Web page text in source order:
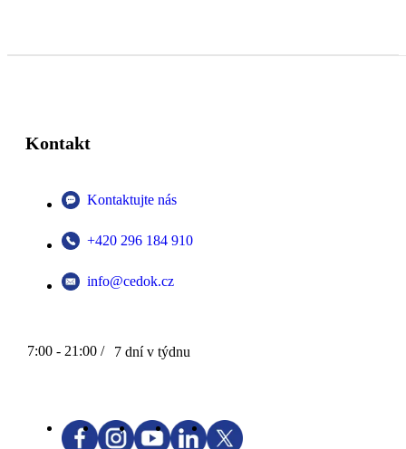
Kontakt
Kontaktujte nás
+420 296 184 910
info@cedok.cz
7:00 - 21:00 / 7 dní v týdnu